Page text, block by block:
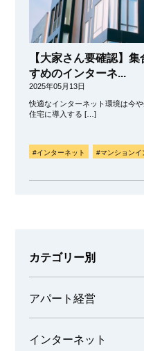
【大家さん要確認】
すめのインターネ...
2025年05月13日
快適なインターネット環境は今
住宅に導入する […]
#インターネット #マンションイ
カテゴリー別
アパート経営
インターネット